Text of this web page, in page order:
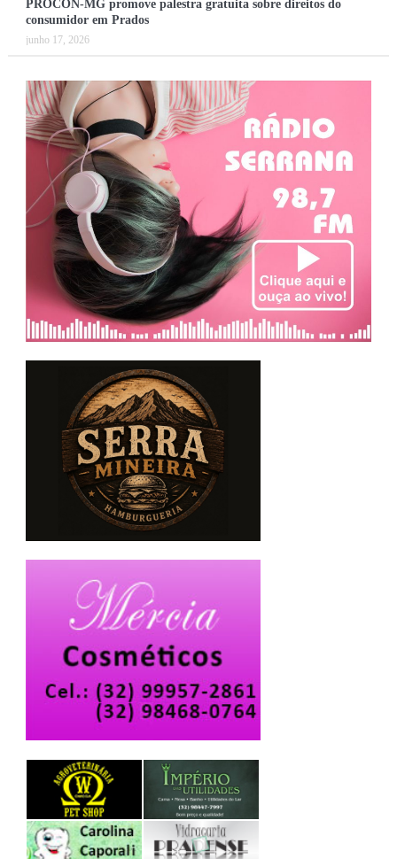
PROCON-MG promove palestra gratuita sobre direitos do
consumidor em Prados
junho 17, 2026